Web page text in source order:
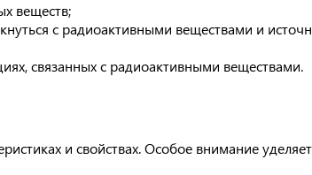
веществ;
с радиоактивными веществами и
связанных с радиоактивными веществами.
и свойствах. Особое внимание